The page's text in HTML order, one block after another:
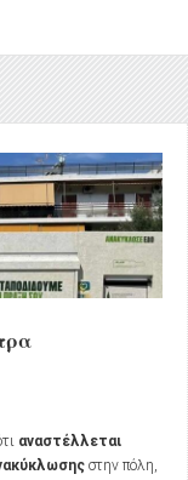
αναστέλλεται
στην πόλη,